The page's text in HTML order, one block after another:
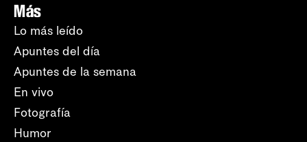
Más
Lo más leído
Apuntes del día
Apuntes de la semana
En vivo
Fotografía
Humor